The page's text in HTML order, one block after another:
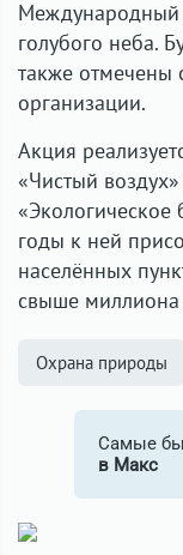
Международный
голубого неба.
также отмечены
организации.
Акция
«Чистый
годы к ней
населённых
свыше миллиона
Охрана природы
Самые
в Макс